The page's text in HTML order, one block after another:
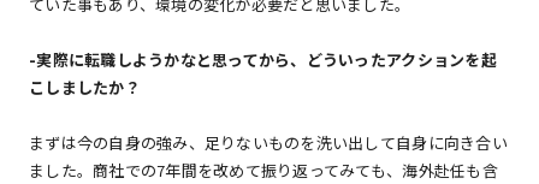
ていた事もあり、環境の変化が必要だと思いました。
-実際に転職しようかなと思ってから、どういったアクションを起
こしましたか？
まずは今の自身の強み、足りないものを洗い出して自身に向き合い
ました。商社での7年間を改めて振り返ってみても、海外赴任も含